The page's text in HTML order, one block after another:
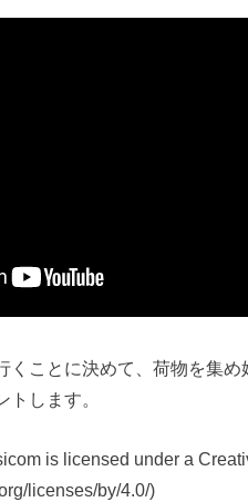
くことに決めて、荷物を集
します。
is licensed under a
licenses/by/4.0/)